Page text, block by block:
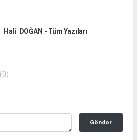
Halil DOĞAN - Tüm Yazıları
(0)
Gönder